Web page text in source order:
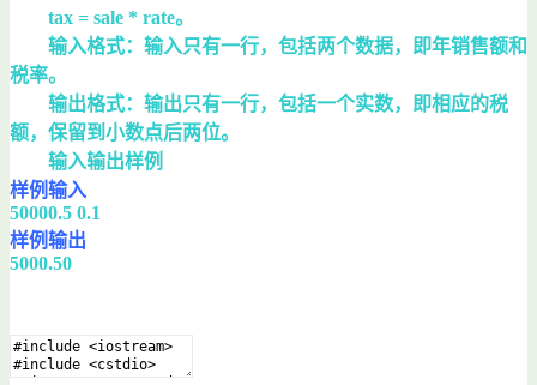
tax = sale * rate。
输入格式：输入只有一行，包括两个数据，即年销售额和
税率。
输出格式：输出只有一行，包括一个实数，即相应的税
额，保留到小数点后两位。
输入输出样例
样例输入
50000.5 0.1
样例输出
5000.50